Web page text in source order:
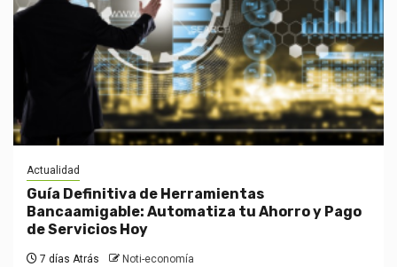
Actualidad
Guía Definitiva de Herramientas
Bancaamigable: Automatiza tu Ahorro y Pago
de Servicios Hoy
7 días Atrás Noti-economía